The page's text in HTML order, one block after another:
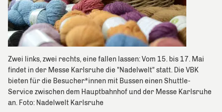
Zwei links, zwei rechts, eine fallen lassen: Vom 15. bis 17. Mai
findet in der Messe Karlsruhe die "Nadelwelt" statt. Die VBK
bieten für die Besucher*innen mit Bussen einen Shuttle-
Service zwischen dem Hauptbahnhof und der Messe Karlsruhe
an. Foto: Nadelwelt Karlsruhe